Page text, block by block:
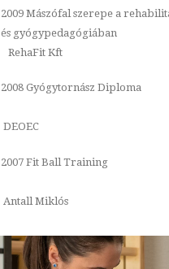
2009 Mászófal szerepe a
és
RehaFit Kft
2008 Gyógytornász
DEOEC
2007 Fit Ball
Antall Miklós